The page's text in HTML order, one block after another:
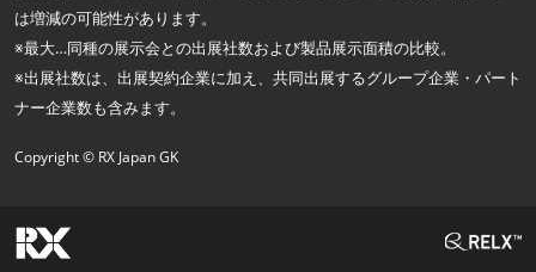
は増減の可能性があります。
※最大…同種の展示会との出展社数および製品展示面積の比較。
※出展社数は、出展契約企業に加え、共同出展するグループ企業・パート
ナー企業数も含みます。
Copyright © RX Japan GK